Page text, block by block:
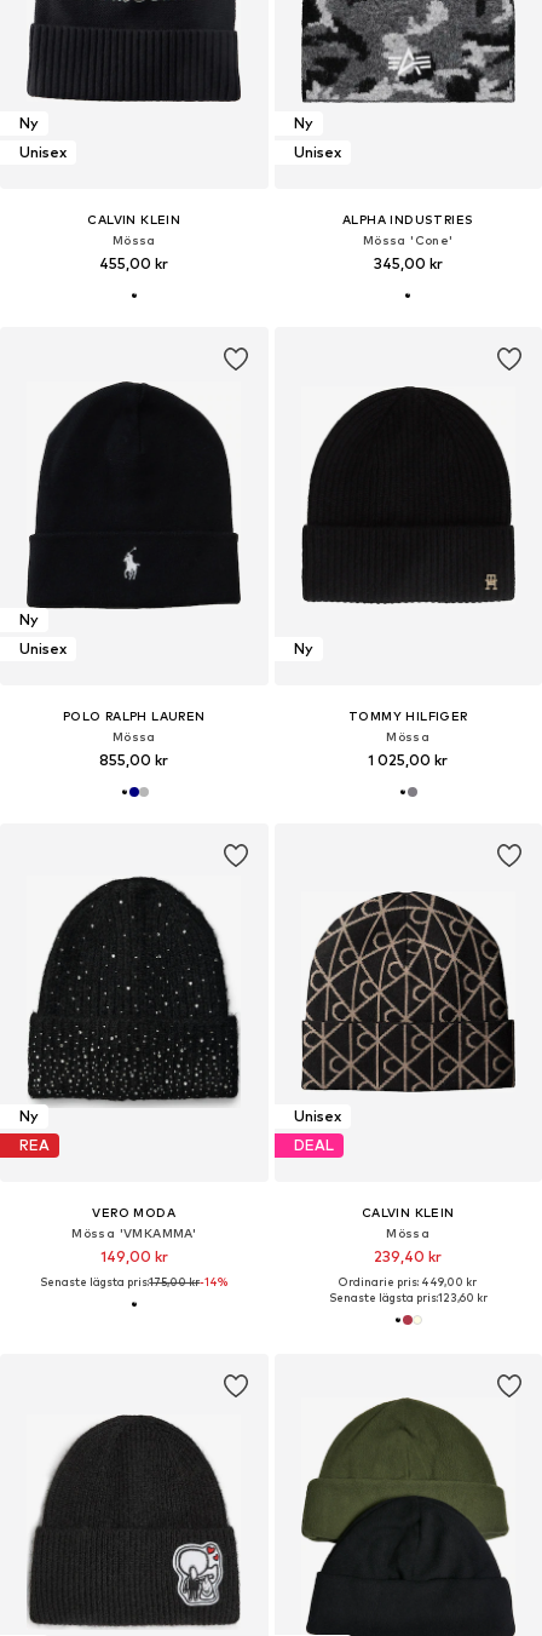
Ny
Unisex
CALVIN KLEIN
Mössa
455,00 kr
Ny
Unisex
ALPHA INDUSTRIES
Mössa 'Cone'
345,00 kr
Ny
Unisex
POLO RALPH LAUREN
Mössa
855,00 kr
Ny
TOMMY HILFIGER
Mössa
1 025,00 kr
Ny
REA
VERO MODA
Mössa 'VMKAMMA'
149,00 kr
Senaste lägsta pris:175,00 kr-14%
Unisex
DEAL
CALVIN KLEIN
Mössa
239,40 kr
Ordinarie pris: 449,00 kr
Senaste lägsta pris:123,60 kr